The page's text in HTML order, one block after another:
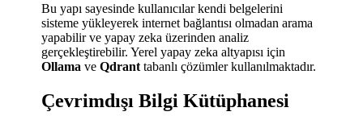
Bu yapı sayesinde kullanıcılar kendi belgelerini
sisteme yükleyerek internet bağlantısı olmadan arama
yapabilir ve yapay zeka üzerinden analiz
gerçekleştirebilir. Yerel yapay zeka altyapısı için
Ollama veQdrant tabanlı çözümler kullanılmaktadır.
Çevrimdışı Bilgi Kütüphanesi